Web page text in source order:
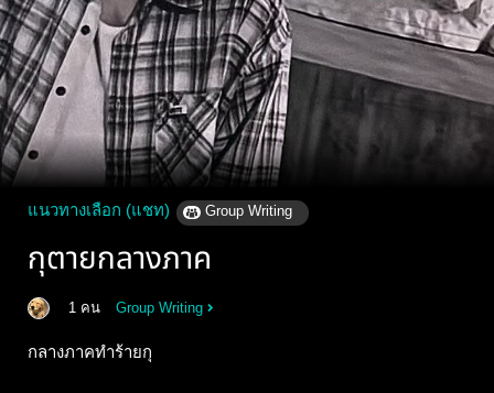
แนวทางเลือก (แชท) Group Writing
กุตายกลางภาค
1 คน Group Writing
กลางภาคทำร้ายกุ